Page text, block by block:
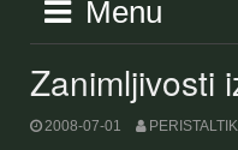
Menu
Zanimljivosti
2008-07-01